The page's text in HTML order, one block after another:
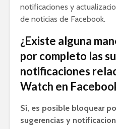
notificaciones y
de noticias de Facebook.
¿Existe alguna
por completo las
notificaciones
Watch en
Sí, es posible bloquear
sugerencias y